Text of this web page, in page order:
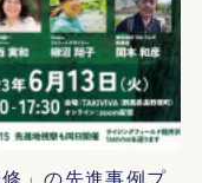
」の先進事例プ